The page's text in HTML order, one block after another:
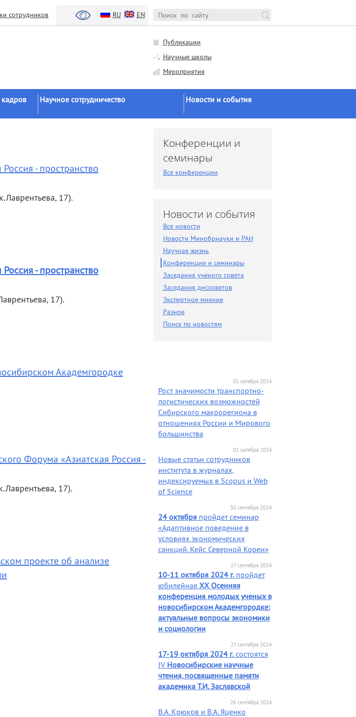
сотрудников RU EN
Публикации
Научные школы
Мероприятия
Научное сотрудничество
Органы власти
Зарубежные организации
Новости и события
Научная жизнь
Конференции и семинары
Экспертное мнение
Разное
Поиск по новостям
- пространство
17).
- пространство
17).
Академгородке
Форума «Азиатская Россия -
17).
проекте об анализе
Конференции и
семинары
Все конференции
Новости и события
Все новости
Новости Минобрнауки и РАН
Научная жизнь
Конференции и семинары
Заседания ученого совета
Заседания диссоветов
Экспертное мнение
Разное
Поиск по новостям
01 октября 2024
Рост значимости транспортно-
логистических возможностей
Сибирского макрорегиона в
отношениях России и Мирового
большинства
01 октября 2024
Новые статьи сотрудников
института в журналах,
индексируемых в Scopus и Web
of Science
30 сентября 2024
24 октябряпройдет семинар
«Адаптивное поведение в
условиях экономических
санкций. Кейс Северной Кореи»
27 сентября 2024
10-11 октября 2024 г.пройдет
юбилейная XX Осенняя
конференция молодых ученых в
новосибирском Академгородке:
актуальные вопросы экономики
и социологии
27 сентября 2024
17-19 октября 2024 г.состоятся
IV Новосибирские научные
чтения, посвященные памяти
академика Т.И. Заславской
26 сентября 2024
В.А. Крюков и В.А. Яценко